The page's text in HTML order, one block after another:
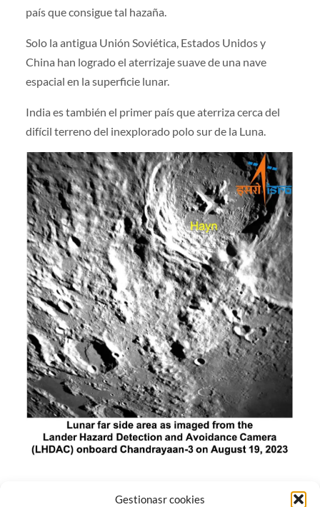
Gestionasr cookies
país que consigue tal hazaña.
Solo la antigua Unión Soviética, Estados Unidos y
China han logrado el aterrizaje suave de una nave
espacial en la superficie lunar.
India es también el primer país que aterriza cerca del
difícil terreno del inexplorado polo sur de la Luna.